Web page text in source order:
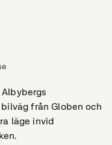
från Globen och
läge invid